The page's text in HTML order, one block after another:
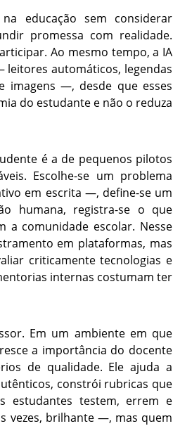
educação sem considerar
promessa com realidade.
Ao mesmo tempo, a IA
automáticos, legendas
imagens —, desde que esses
do estudante e não o reduza
é a de pequenos pilotos
Escolhe-se um problema
em escrita —, define-se um
humana, registra-se o que
a comunidade escolar. Nesse
em plataformas, mas
criticamente tecnologias e
internas costumam ter
Em um ambiente em que
a importância do docente
de qualidade. Ele ajuda a
constrói rubricas que
estudantes testem, errem e
vezes, brilhante —, mas quem